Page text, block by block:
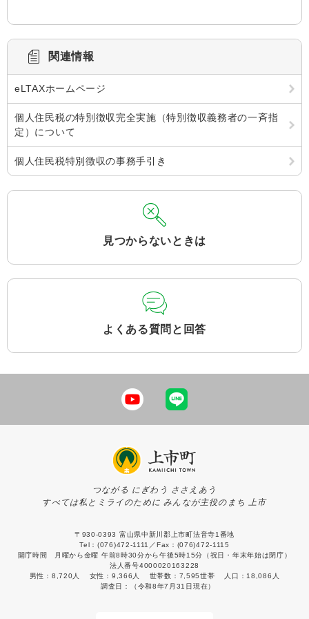
関連情報
eLTAXホームページ
個人住民税の特別徴収完全実施（特別徴収義務者の一斉指
定）について
個人住民税特別徴収の事務手引き
見つからないときは
よくある質問と回答
つながる にぎわう ささえあう
すべては私とミライのために みんなが主役のまち 上市
〒930-0393 富山県中新川郡上市町法音寺1番地
Tel：(076)472-1111／Fax：(076)472-1115
開庁時間 月曜から金曜 午前8時30分から午後5時15分（祝日・年末年始は閉庁）
法人番号4000020163228
男性： 8,720人 女性： 9,366人 世帯数： 7,595世帯 人口： 18,086人
調査日：
（令和8年7月31日現在）